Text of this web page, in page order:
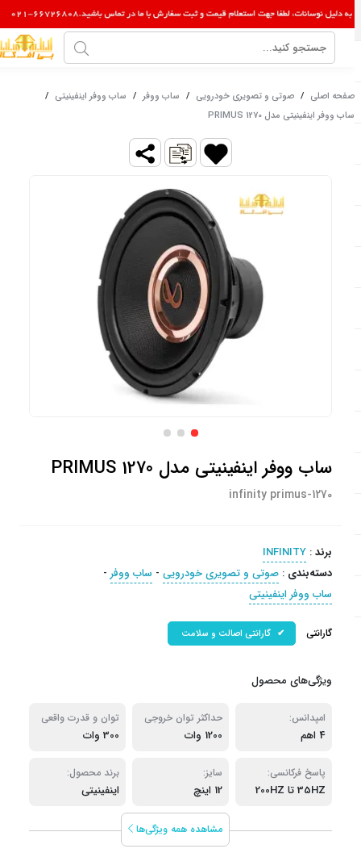
صفحه اصلی صوتی و تصویری خودرویی ساب ووفر ساب ووفر اینفینیتی
ساب ووفر اینفینیتی مدل PRIMUS 1270
ساب ووفر اینفینیتی مدل PRIMUS 1270
infinity primus-1270
برند:
INFINITY
دسته‌بندی: صوتی و تصویری خودرویی- ساب ووفر-
ساب ووفر اینفینیتی
گارانتی گارانتی اصالت و سلامت
ویژگی‌های محصول
امپدانس:
حداکثر توان خروجی
دستگاه:
1200 وات
توان و قدرت واقعی
دستگاه:
300 وات
پاسخ فرکانسی:
35HZ تا 200HZ
سایز:
12 اینچ
برند محصول:
اینفینیتی
مشاهده همه ویژگی‌ها